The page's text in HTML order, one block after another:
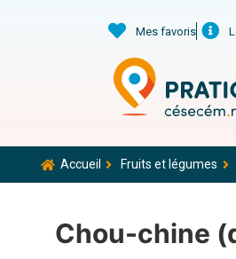
Mes favoris
Accueil Fruits et légumes
Chou-chine